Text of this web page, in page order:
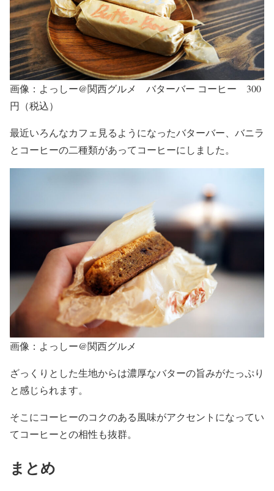
画像：よっしー@関西グルメ バターバー コーヒー 300
円（税込）
最近いろんなカフェ見るようになったバターバー、バニラ
とコーヒーの二種類があってコーヒーにしました。
画像：よっしー@関西グルメ
ざっくりとした生地からは濃厚なバターの旨みがたっぷり
と感じられます。
そこにコーヒーのコクのある風味がアクセントになってい
てコーヒーとの相性も抜群。
まとめ